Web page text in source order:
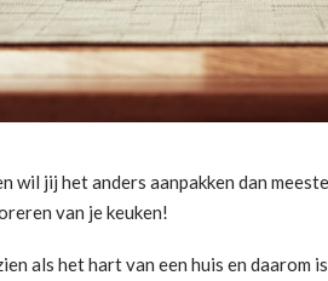
wil jij het anders aanpakken dan
van je keuken!
als het hart van een huis en daarom